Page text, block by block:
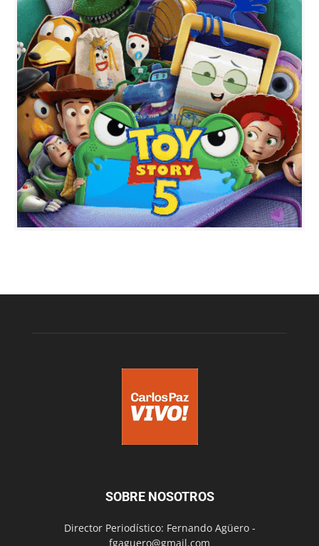
SOBRE NOSOTROS
Director Periodístico: Fernando Agüero -
fgaguero@gmail.com